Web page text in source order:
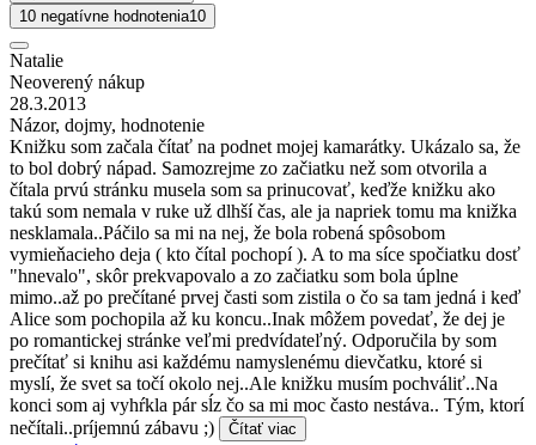
10 negatívne hodnotenia10
Natalie
Neoverený nákup
28.3.2013
Názor, dojmy, hodnotenie
Knižku som začala čítať na podnet mojej kamarátky. Ukázalo sa, že
to bol dobrý nápad. Samozrejme zo začiatku než som otvorila a
čítala prvú stránku musela som sa prinucovať, keďže knižku ako
takú som nemala v ruke už dlhší čas, ale ja napriek tomu ma knižka
nesklamala..Páčilo sa mi na nej, že bola robená spôsobom
vymieňacieho deja ( kto čítal pochopí ). A to ma síce spočiatku dosť
"hnevalo", skôr prekvapovalo a zo začiatku som bola úplne
mimo..až po prečítané prvej časti som zistila o čo sa tam jedná i keď
Alice som pochopila až ku koncu..Inak môžem povedať, že dej je
po romantickej stránke veľmi predvídateľný. Odporučila by som
prečítať si knihu asi každému namyslenému dievčatku, ktoré si
myslí, že svet sa točí okolo nej..Ale knižku musím pochváliť..Na
konci som aj vyhŕkla pár sĺz čo sa mi moc často nestáva.. Tým, ktorí
nečítali..príjemnú zábavu ;)
Čítať viac